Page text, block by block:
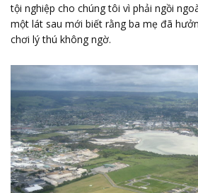
tội nghiệp cho chúng tôi vì phải ngồi
một lát sau mới biết rằng ba mẹ đã
chơi lý thú không ngờ.